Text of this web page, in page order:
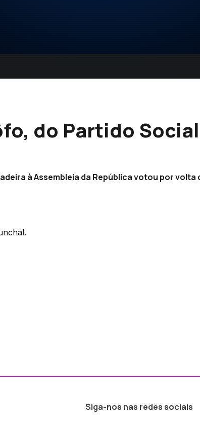
do Partido
à Assembleia da República votou por volta
Siga-nos nas redes sociais